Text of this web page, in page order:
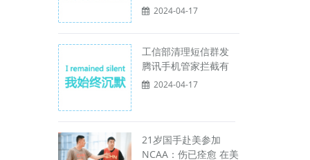
2024-04-17
工信部清理短信群发
腾讯手机管家拦截有
2024-04-17
21岁国手赴美参加
NCAA：伤已痊愈 在美